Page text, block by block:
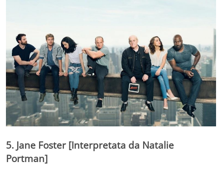
5. Jane Foster [Interpretata da Natalie
Portman]